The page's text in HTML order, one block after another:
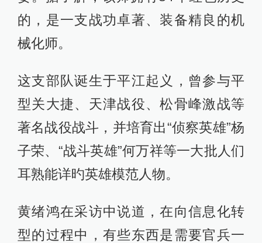
的，是一支战功卓著、装备精良的机
械化师。
这支部队诞生于平江起义，曾参与平
型关大捷、天津战役、松骨峰激战等
著名战役战斗，并培育出“侦察英雄”杨
子荣、“战斗英雄”何万祥等一大批人们
耳熟能详旳英雄模范人物。
黄绪鸿在采访中说道，在向信息化转
型的过程中，有些东西是需要官兵一